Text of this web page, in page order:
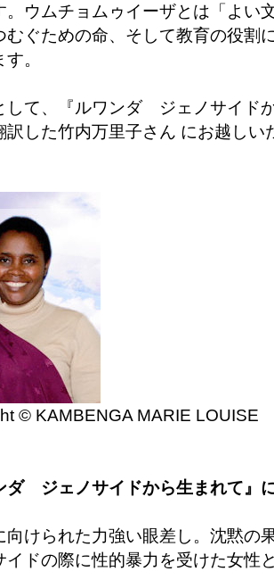
。ウムチョムゥイーザとは「よい
むぐための命、そして教育の役割
。
して、『ルワンダ ジェノサイド
訳した竹内万里子さん にお越しい
© KAMBENGA MARIE LOUISE
ダ ジェノサイドから生まれて』
向けられた力強い眼差し。沈黙の
イドの際に性的暴力を受けた女性